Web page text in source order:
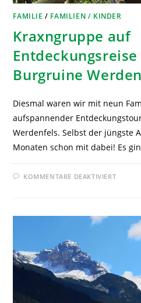
FAMILIE / FAMILIEN / KINDER
Kraxngruppe auf
Burgruine
Diesmal waren wir mit neun
aufspannender
Werdenfels. Selbst der jüngste
Monaten schon mit dabei! Es
KOMMENTARE DEAKTIVIERT